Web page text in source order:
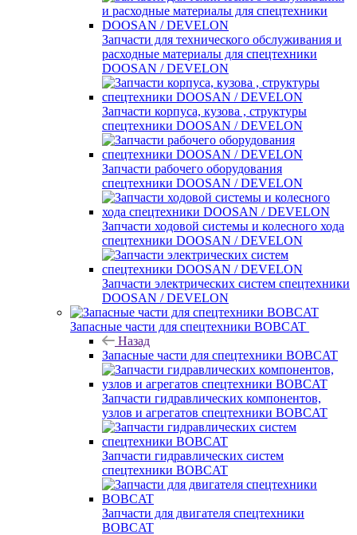
Запчасти для технического обслуживания и
расходные материалы для спецтехники
DOOSAN / DEVELON
Запчасти корпуса, кузова , структуры
спецтехники DOOSAN / DEVELON
Запчасти рабочего оборудования
спецтехники DOOSAN / DEVELON
Запчасти ходовой системы и колесного хода
спецтехники DOOSAN / DEVELON
Запчасти электрических систем спецтехники
DOOSAN / DEVELON
Запасные части для спецтехники BOBCAT
Назад
Запасные части для спецтехники BOBCAT
Запчасти гидравлических компонентов,
узлов и агрегатов спецтехники BOBCAT
Запчасти гидравлических систем
спецтехники BOBCAT
Запчасти для двигателя спецтехники
BOBCAT